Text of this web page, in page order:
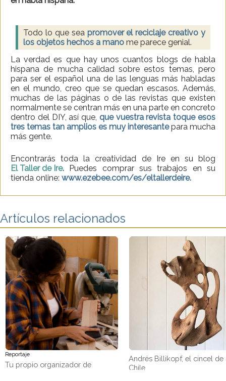
Todo lo que sea promover el reciclaje creativo y
los objetos hechos a mano me parece genial.
La verdad es que hay unos cuantos blogs de habla
hispana de mucha calidad sobre estos temas, pero
para ser el español una de las lenguas más habladas
en el mundo, creo que se quedan escasos. Además,
muchas de las páginas o de las revistas que existen
normalmente se centran más en una parte en concreto
dentro del DIY, así que, que vuestra revista toque esos
tres temas tan amplios es muy interesantepara mucha
más gente.
Encontrarás toda la creatividad de Ire en su blog
El Taller de Ire. Puedes comprar sus trabajos en su
tienda online: www.ezebee.com/es/eltallerdeire.
Artículos relacionados
Reportaje
Tu propio organizador de
Andrés Billikopf, el cincel de
Chile